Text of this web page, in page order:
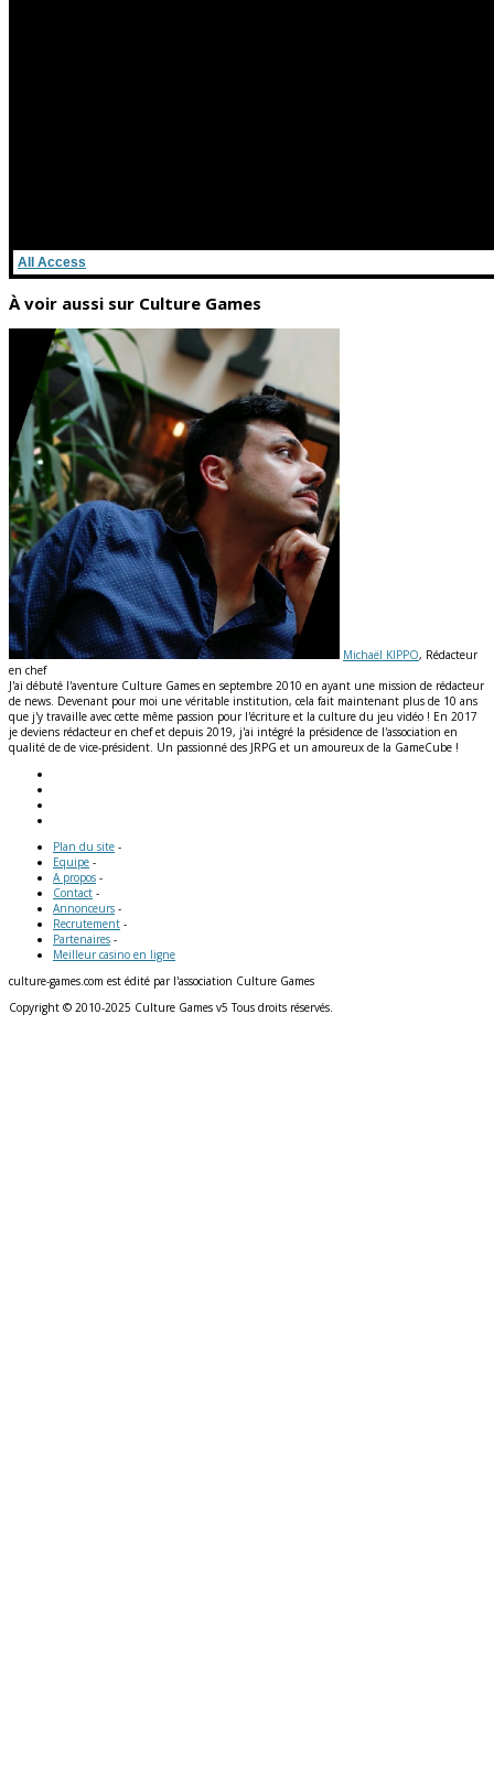
All Access
À voir aussi sur Culture Games
Michaël KIPPO, Rédacteur
en chef
J'ai débuté l'aventure Culture Games en septembre 2010 en ayant une mission de rédacteur
de news. Devenant pour moi une véritable institution, cela fait maintenant plus de 10 ans
que j'y travaille avec cette même passion pour l'écriture et la culture du jeu vidéo ! En 2017
je deviens rédacteur en chef et depuis 2019, j'ai intégré la présidence de l'association en
qualité de de vice-président. Un passionné des JRPG et un amoureux de la GameCube !
Plan du site -
Equipe -
A propos -
Contact -
Annonceurs -
Recrutement -
Partenaires -
Meilleur casino en ligne
culture-games.com est édité par l'association Culture Games
Copyright © 2010-2025 Culture Games v5 Tous droits réservés.